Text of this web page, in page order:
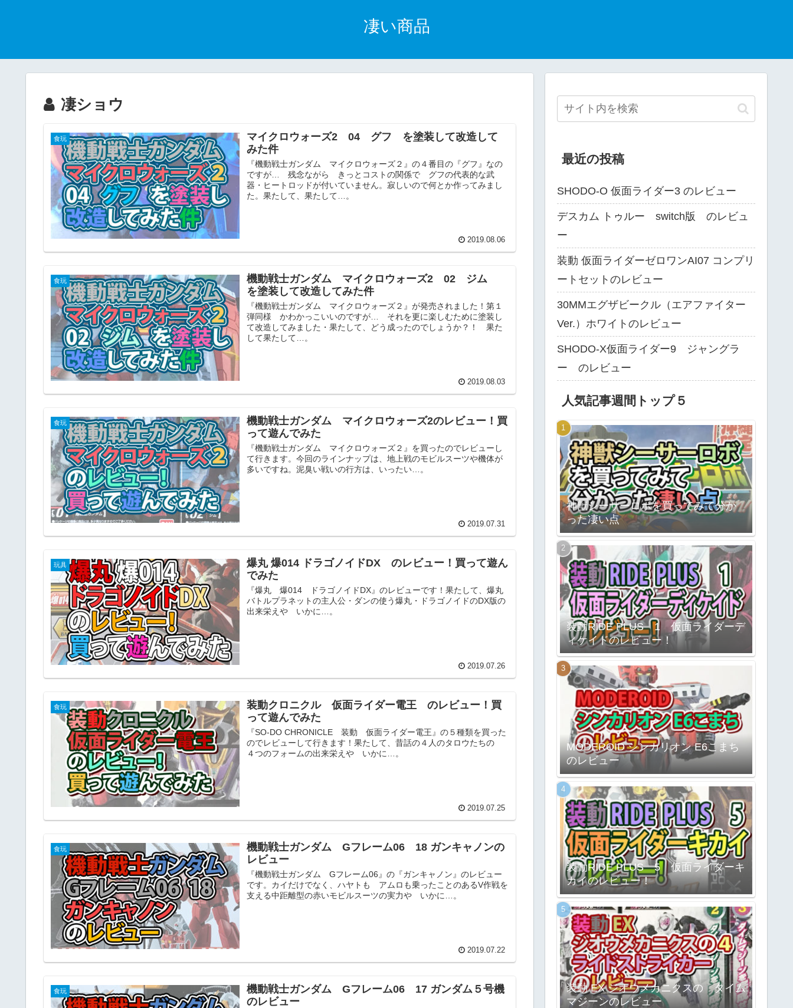
凄い商品
凄ショウ
食玩
マイクロウォーズ2 04 グフ を塗装して改造して
みた件
『機動戦士ガンダム マイクロウォーズ２』の４番目の『グフ』なの
ですが… 残念ながら きっとコストの関係で グフの代表的な武
器・ヒートロッドが付いていません。寂しいので何とか作ってみまし
た。果たして、果たして…。
2019.08.06
食玩
機動戦士ガンダム マイクロウォーズ2 02 ジム
を塗装して改造してみた件
『機動戦士ガンダム マイクロウォーズ２』が発売されました！第１
弾同様 かわかっこいいのですが… それを更に楽しむために塗装し
て改造してみました・果たして、どう成ったのでしょうか？！ 果た
して果たして…。
2019.08.03
食玩
機動戦士ガンダム マイクロウォーズ2のレビュー！買
って遊んでみた
『機動戦士ガンダム マイクロウォーズ２』を買ったのでレビューし
て行きます。今回のラインナップは、地上戦のモビルスーツや機体が
多いですね。泥臭い戦いの行方は、いったい…。
2019.07.31
玩具
爆丸 爆014 ドラゴノイドDX のレビュー！買って遊ん
でみた
『爆丸 爆014 ドラゴノイドDX』のレビューです！果たして、爆丸
バトルプラネットの主人公・ダンの使う爆丸・ドラゴノイドのDX版の
出来栄えや いかに…。
2019.07.26
食玩
装動クロニクル 仮面ライダー電王 のレビュー！買
って遊んでみた
『SO-DO CHRONICLE 装動 仮面ライダー電王』の５種類を買った
のでレビューして行きます！果たして、昔話の４人のタロウたちの
４つのフォームの出来栄えや いかに…。
2019.07.25
食玩
機動戦士ガンダム Gフレーム06 18 ガンキャノンの
レビュー
『機動戦士ガンダム Gフレーム06』の『ガンキャノン』のレビュー
です。カイだけでなく、ハヤトも アムロも乗ったことのあるV作戦を
支える中距離型の赤いモビルスーツの実力や いかに…。
2019.07.22
食玩
機動戦士ガンダム Gフレーム06 17 ガンダム５号機
のレビュー
最近の投稿
SHODO-O 仮面ライダー3 のレビュー
デスカム トゥルー switch版 のレビュ
ー
装動 仮面ライダーゼロワンAI07 コンプリ
ートセットのレビュー
30MMエグザビークル（エアファイター
Ver.）ホワイトのレビュー
SHODO-X仮面ライダー9 ジャングラ
ー のレビュー
人気記事週間トップ５
神獣シーサーロボを買ってみて分か
った凄い点
装動RIDE PLUS 1 仮面ライダーデ
ィケイドのレビュー！
MODEROID シンカリオン E6こまち
のレビュー
装動RIDE PLUS 5 仮面ライダーキ
カイのレビュー！
装動 EX ジオウメカニクスの タイム
マジーンのレビュー